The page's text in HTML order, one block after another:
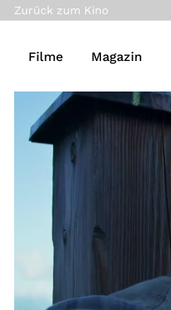
Zurück zum Kino
Filme Magazin